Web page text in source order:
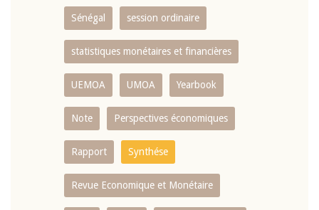
Sénégal session ordinaire
statistiques monétaires et financières
UEMOA UMOA Yearbook
Note Perspectives économiques
Rapport Synthése
Revue Economique et Monétaire